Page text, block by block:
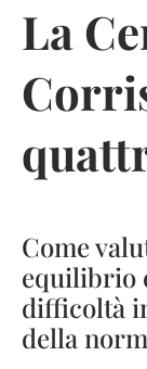
La
Come
equilibrio
difficoltà
della